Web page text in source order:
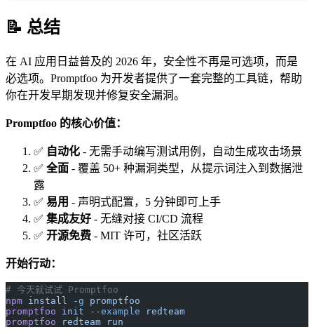
📝 总结
在 AI 应用日益普及的 2026 年，安全性不再是可选项，而是
必选项。Promptfoo 为开发者提供了一套完整的工具链，帮助
你在开发早期发现并修复安全漏洞。
Promptfoo 的核心价值：
✅ 自动化 - 无需手动编写测试用例，自动生成攻击场景
✅ 全面 - 覆盖 50+ 种漏洞类型，从提示词注入到数据泄
露
✅ 易用 - 声明式配置，5 分钟即可上手
✅ 集成友好 - 无缝对接 CI/CD 流程
✅ 开源免费 - MIT 许可，社区活跃
开始行动：
# 今天就试试 Promptfoo
npm install -g promptfoo
promptfoo init --example redteam
promptfoo redteam run